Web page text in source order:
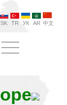
SK TR УК AR 中文